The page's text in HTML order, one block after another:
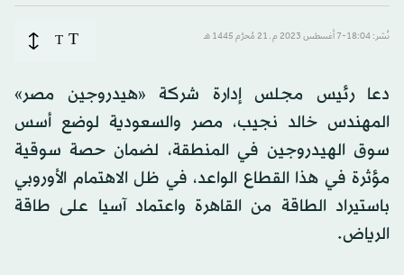
نُشر: 18:04-7 أغسطس 2023 م ـ 21 مُحرَّم 1445 هـ T
T
دعا رئيس مجلس إدارة شركة «هيدروجين مصر»
المهندس خالد نجيب، مصر والسعودية لوضع أسس
سوق الهيدروجين في المنطقة، لضمان حصة سوقية
مؤثرة في هذا القطاع الواعد، في ظل الاهتمام الأوروبي
باستيراد الطاقة من القاهرة واعتماد آسيا على طاقة
الرياض.